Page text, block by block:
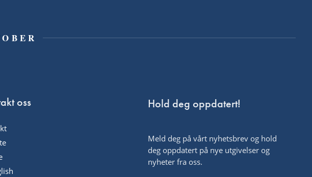
oss Hold deg oppdatert!
Meld deg på vårt nyhetsbrev og hold
deg oppdatert på nye utgivelser og
nyheter fra oss.